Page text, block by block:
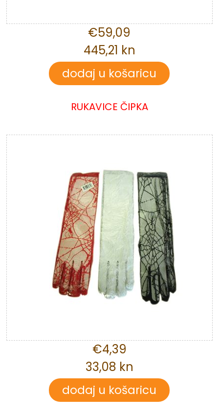
€59,09
445,21 kn
RUKAVICE ČIPKA
€4,39
33,08 kn